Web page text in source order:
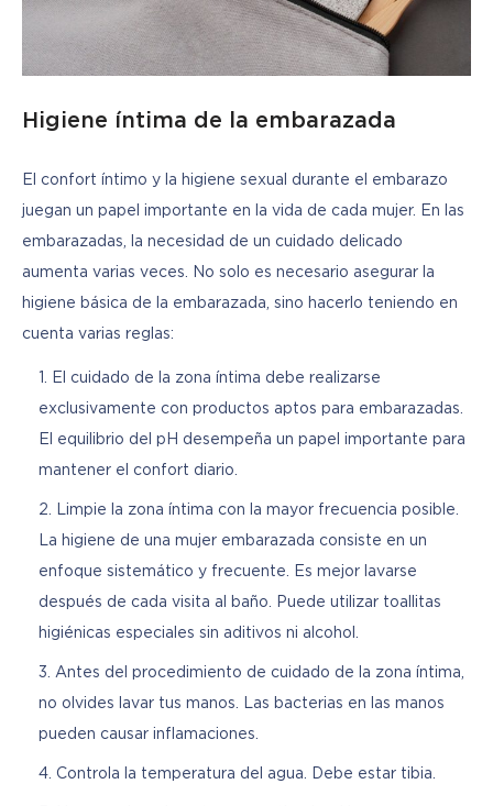
Higiene íntima de la embarazada
El confort íntimo y la higiene sexual durante el embarazo
juegan un papel importante en la vida de cada mujer. En las
embarazadas, la necesidad de un cuidado delicado
aumenta varias veces. No solo es necesario asegurar la
higiene básica de la embarazada, sino hacerlo teniendo en
cuenta varias reglas:
El cuidado de la zona íntima debe realizarse
exclusivamente con productos aptos para embarazadas.
El equilibrio del pH desempeña un papel importante para
mantener el confort diario.
Limpie la zona íntima con la mayor frecuencia posible.
La higiene de una mujer embarazada consiste en un
enfoque sistemático y frecuente. Es mejor lavarse
después de cada visita al baño. Puede utilizar toallitas
higiénicas especiales sin aditivos ni alcohol.
Antes del procedimiento de cuidado de la zona íntima,
no olvides lavar tus manos. Las bacterias en las manos
pueden causar inflamaciones.
Controla la temperatura del agua. Debe estar tibia.